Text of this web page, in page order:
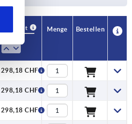
Menge Bestellen
298,18 CHF
298,18 CHF
298,18 CHF